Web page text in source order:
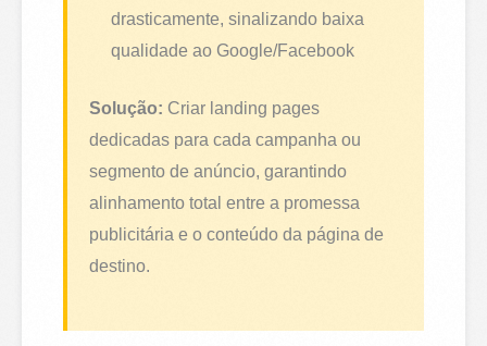
drasticamente, sinalizando baixa
qualidade ao Google/Facebook
Solução: Criar landing pages
dedicadas para cada campanha ou
segmento de anúncio, garantindo
alinhamento total entre a promessa
publicitária e o conteúdo da página de
destino.